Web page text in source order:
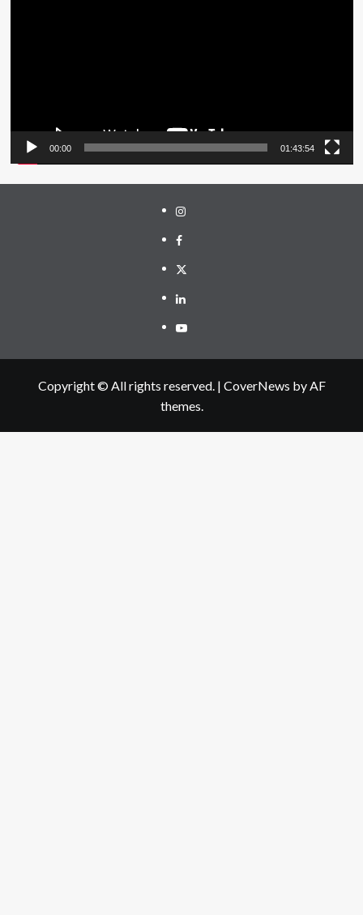
00:00 01:43:54
Instagram
Facebook
Twitter
Linkedin
Youtube
Copyright © All rights reserved. | CoverNews by AF
themes.